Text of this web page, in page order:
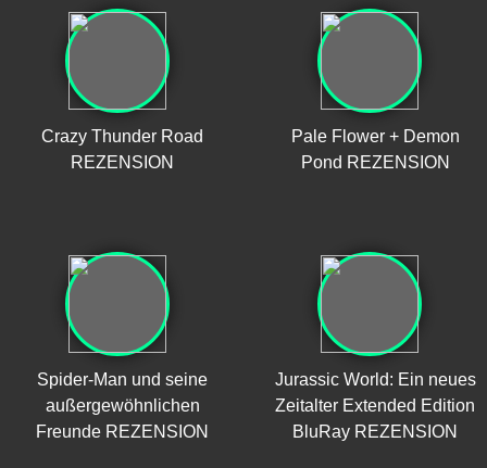
Crazy Thunder Road
REZENSION
Pale Flower + Demon
Pond REZENSION
Spider-Man und seine
außergewöhnlichen
Freunde REZENSION
Jurassic World: Ein neues
Zeitalter Extended Edition
BluRay REZENSION